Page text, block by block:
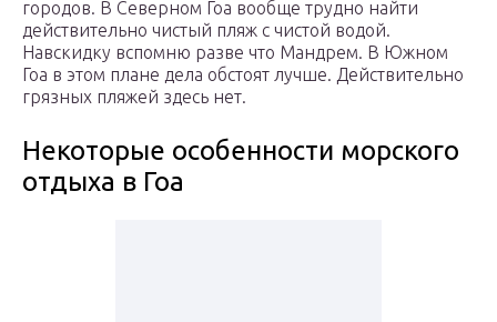
городов. В Северном Гоа вообще трудно найти
действительно чистый пляж с чистой водой.
Навскидку вспомню разве что Мандрем. В Южном
Гоа в этом плане дела обстоят лучше. Действительно
грязных пляжей здесь нет.
Некоторые особенности морского
отдыха в Гоа